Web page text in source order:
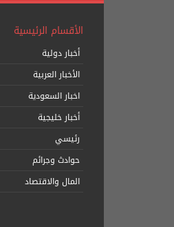
الأقسام الرئيسية
أخبار دولية
الأخبار العربية
اخبار السعودية
أخبار خليجية
رئيسي
حوادث وجرائم
المال والاقتصاد